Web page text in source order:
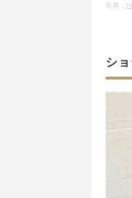
出典：
シ